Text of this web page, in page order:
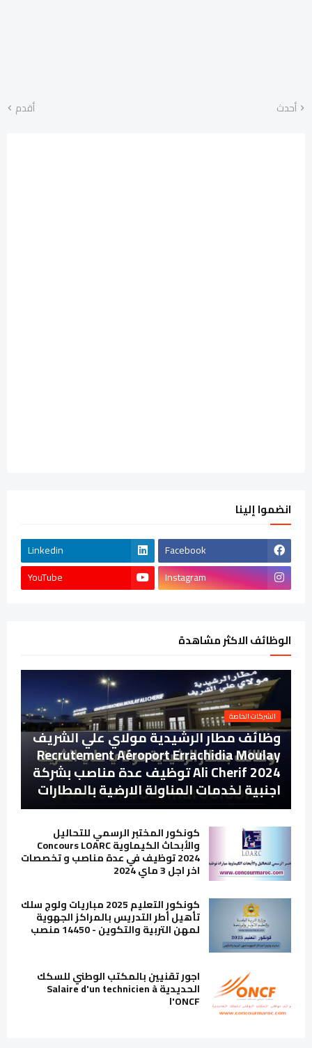
أحدث أقدم
انضموا إلينا
Facebook
Linkedin
Instagram
YouTube
الوظائف الاكثر مشاهدة
الشركات الخاصة
وظائف مطار الرشيدية مولاي علي الشريف
Recrutement Aéroport Errachidia Moulay
Ali Cherif 2024 توظيف عدة مناصب بشركة
اجنبية لخدمات المناولة الارضية بالمطارات
كونكور المختبر الرسمي للتحاليل
والأبحاث الكيماوية Concours LOARC
2024 توظيف في عدة مناصب و تخصصات
اخر اجل 3 ماي 2024
كونكور التعليم 2025 مباريات ولوج سلك
تأهيل أطر التدريس بالمراكز الجهوية
لمهن التربية والتكوين - 14450 منصب
اجور تقنيين بالمكتب الوطني للسكك
الحديدية Salaire d'un technicien à
l'ONCF